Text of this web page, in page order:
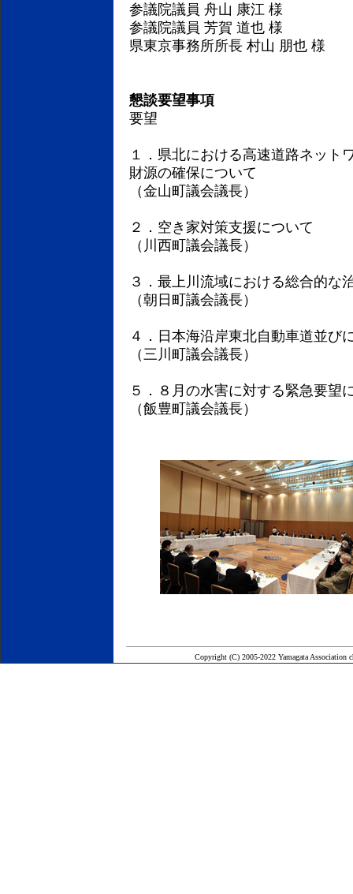
参議院議員 舟山 康江 様
参議院議員 芳賀 道也 様
県東京事務所所長 村山 朋也 様
懇談要望事項
要望
１．県北における高速道路ネット
財源の確保について
（金山町議会議長）
２．空き家対策支援について
（川西町議会議長）
３．最上川流域における総合的な
（朝日町議会議長）
４．日本海沿岸東北自動車道並び
（三川町議会議長）
５．８月の水害に対する緊急要望
（飯豊町議会議長）
Copyright (C) 2005-2022 Yamagata Association